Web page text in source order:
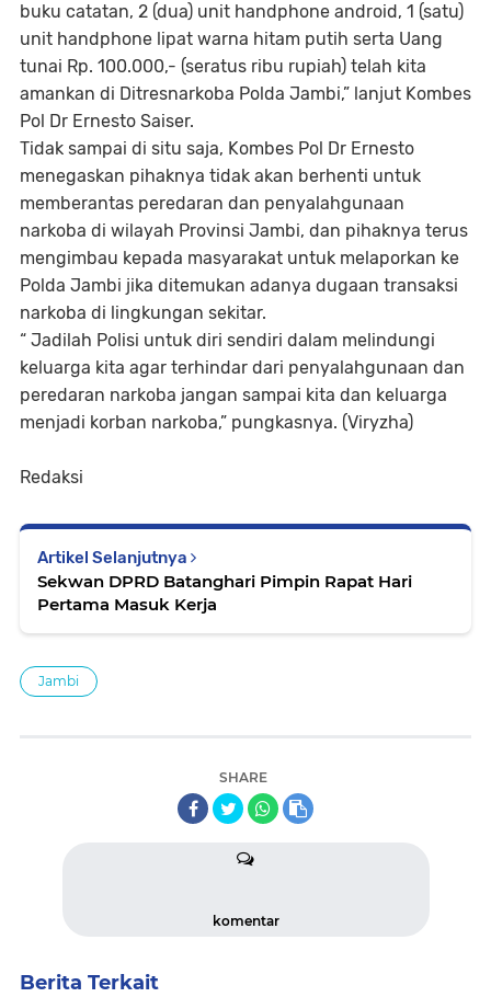
buku catatan, 2 (dua) unit handphone android, 1 (satu)
unit handphone lipat warna hitam putih serta Uang
tunai Rp. 100.000,- (seratus ribu rupiah) telah kita
amankan di Ditresnarkoba Polda Jambi,” lanjut Kombes
Pol Dr Ernesto Saiser.
Tidak sampai di situ saja, Kombes Pol Dr Ernesto
menegaskan pihaknya tidak akan berhenti untuk
memberantas peredaran dan penyalahgunaan
narkoba di wilayah Provinsi Jambi, dan pihaknya terus
mengimbau kepada masyarakat untuk melaporkan ke
Polda Jambi jika ditemukan adanya dugaan transaksi
narkoba di lingkungan sekitar.
“ Jadilah Polisi untuk diri sendiri dalam melindungi
keluarga kita agar terhindar dari penyalahgunaan dan
peredaran narkoba jangan sampai kita dan keluarga
menjadi korban narkoba,” pungkasnya. (Viryzha)
Redaksi
Artikel Selanjutnya
Sekwan DPRD Batanghari Pimpin Rapat Hari
Pertama Masuk Kerja
Jambi
SHARE
komentar
Berita Terkait